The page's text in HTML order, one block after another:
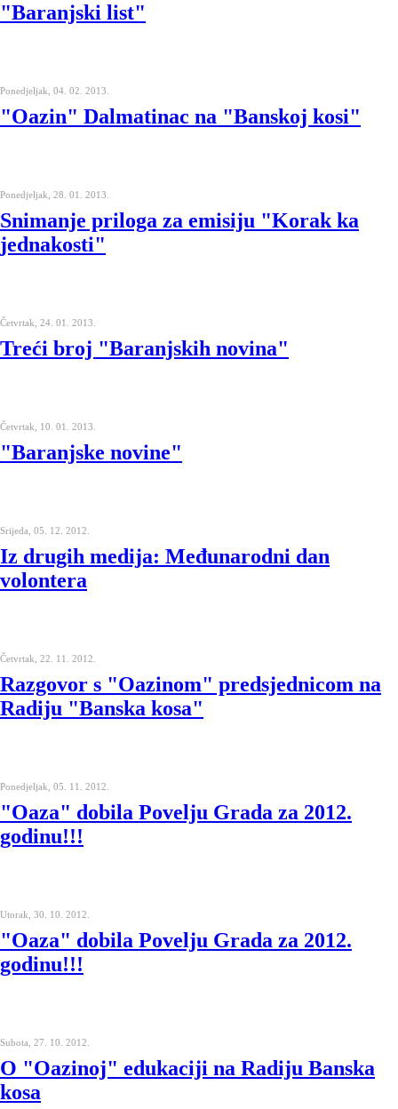
"Baranjski list"
Ponedjeljak, 04. 02. 2013.
"Oazin" Dalmatinac na "Banskoj kosi"
Ponedjeljak, 28. 01. 2013.
Snimanje priloga za emisiju "Korak ka
jednakosti"
Četvrtak, 24. 01. 2013.
Treći broj "Baranjskih novina"
Četvrtak, 10. 01. 2013.
"Baranjske novine"
Srijeda, 05. 12. 2012.
Iz drugih medija: Međunarodni dan
volontera
Četvrtak, 22. 11. 2012.
Razgovor s "Oazinom" predsjednicom na
Radiju "Banska kosa"
Ponedjeljak, 05. 11. 2012.
"Oaza" dobila Povelju Grada za 2012.
godinu!!!
Utorak, 30. 10. 2012.
"Oaza" dobila Povelju Grada za 2012.
godinu!!!
Subota, 27. 10. 2012.
O "Oazinoj" edukaciji na Radiju Banska
kosa